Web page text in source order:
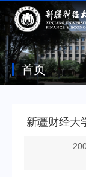
首页
新疆财经大